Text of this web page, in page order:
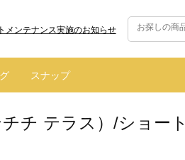
メンテナンス実施のお知らせ
スナップ
チ テラス）/ショー